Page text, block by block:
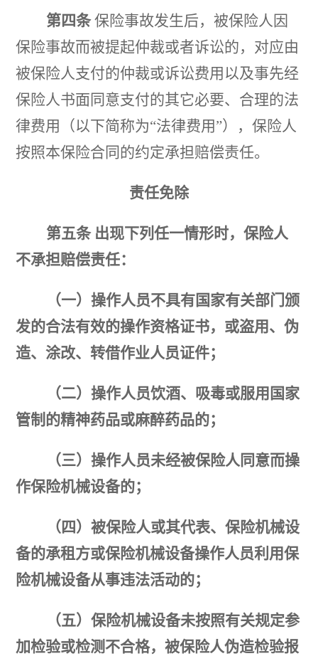
第四条 保险事故发生后，被保险人因
保险事故而被提起仲裁或者诉讼的，对应由
被保险人支付的仲裁或诉讼费用以及事先经
保险人书面同意支付的其它必要、合理的法
律费用（以下简称为“法律费用”），保险人
按照本保险合同的约定承担赔偿责任。
责任免除
第五条 出现下列任一情形时，保险人
不承担赔偿责任：
（一）操作人员不具有国家有关部门颁
发的合法有效的操作资格证书，或盗用、伪
造、涂改、转借作业人员证件；
（二）操作人员饮酒、吸毒或服用国家
管制的精神药品或麻醉药品的；
（三）操作人员未经被保险人同意而操
作保险机械设备的；
（四）被保险人或其代表、保险机械设
备的承租方或保险机械设备操作人员利用保
险机械设备从事违法活动的；
（五）保险机械设备未按照有关规定参
加检验或检测不合格，被保险人伪造检验报